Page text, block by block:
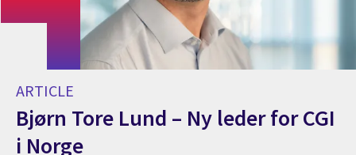
ARTICLE
Bjørn Tore Lund – Ny leder for CGI
i Norge